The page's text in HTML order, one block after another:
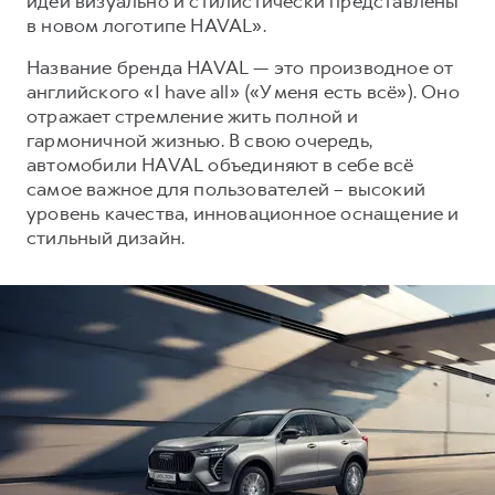
HAVAL Лизинг
АКСЕССУАРЫ HAVAL
Автомобильные аксессуары
Коллекция PRO
Коллекция Базовая
Коллекция Детская
АКСЕССУАРЫ HAVAL
Автомобильные аксессуары
Коллекция PRO
Коллекция Базовая
Коллекция Детская
в новом логотипе HAVAL».
Название бренда HAVAL — это производное от
английского «I have all» («У меня есть всё»). Оно
отражает стремление жить полной и
гармоничной жизнью. В свою очередь,
автомобили HAVAL объединяют в себе всё
самое важное для пользователей – высокий
уровень качества, инновационное оснащение и
стильный дизайн.